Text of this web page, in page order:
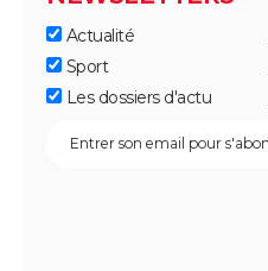
Actualité
Sport
Les dossiers d'actu